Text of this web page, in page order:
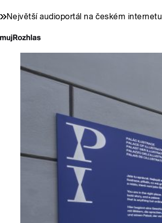
Největší audioportál na českém internetu